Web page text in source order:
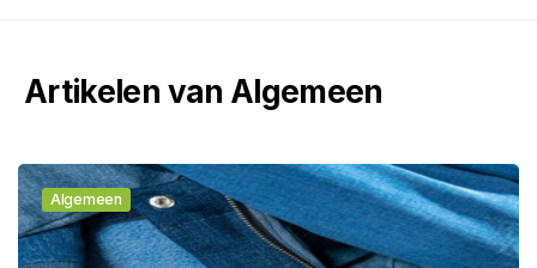
Artikelen van Algemeen
Algemeen